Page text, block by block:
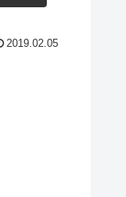
2019.02.05